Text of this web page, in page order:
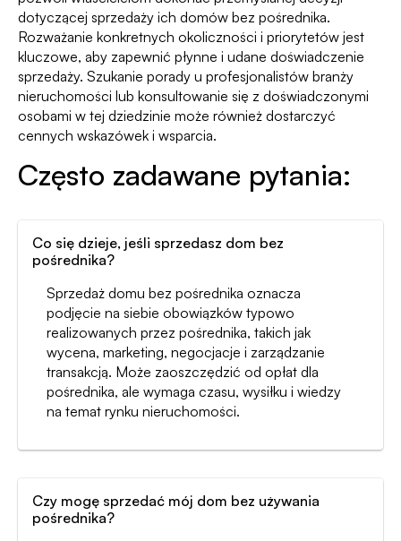
dotyczącej sprzedaży ich domów bez pośrednika.
Rozważanie konkretnych okoliczności i priorytetów jest
kluczowe, aby zapewnić płynne i udane doświadczenie
sprzedaży. Szukanie porady u profesjonalistów branży
nieruchomości lub konsultowanie się z doświadczonymi
osobami w tej dziedzinie może również dostarczyć
cennych wskazówek i wsparcia.
Często zadawane pytania:
Co się dzieje, jeśli sprzedasz dom bez
pośrednika?
Sprzedaż domu bez pośrednika oznacza
podjęcie na siebie obowiązków typowo
realizowanych przez pośrednika, takich jak
wycena, marketing, negocjacje i zarządzanie
transakcją. Może zaoszczędzić od opłat dla
pośrednika, ale wymaga czasu, wysiłku i wiedzy
na temat rynku nieruchomości.
Czy mogę sprzedać mój dom bez używania
pośrednika?